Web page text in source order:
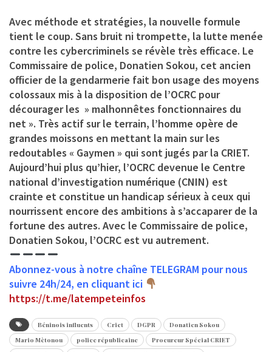
Avec méthode et stratégies, la nouvelle formule
tient le coup. Sans bruit ni trompette, la lutte menée
contre les cybercriminels se révèle très efficace. Le
Commissaire de police, Donatien Sokou, cet ancien
officier de la gendarmerie fait bon usage des moyens
colossaux mis à la disposition de l’OCRC pour
décourager les » malhonnêtes fonctionnaires du
net ». Très actif sur le terrain, l’homme opère de
grandes moissons en mettant la main sur les
redoutables « Gaymen » qui sont jugés par la CRIET.
Aujourd’hui plus qu’hier, l’OCRC devenue le Centre
national d’investigation numérique (CNIN) est
crainte et constitue un handicap sérieux à ceux qui
nourrissent encore des ambitions à s’accaparer de la
fortune des autres. Avec le Commissaire de police,
Donatien Sokou, l’OCRC est vu autrement.
Abonnez-vous à notre chaîne TELEGRAM pour nous
suivre 24h/24, en cliquant ici
https://t.me/latempeteinfos
Béninois influents Criet DGPR
Donatien Sokou
Mario Mètonou
police républicaine
Procureur Spécial CRIET